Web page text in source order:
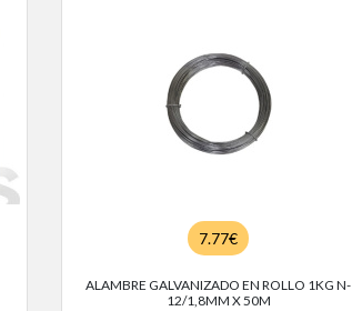
7.77€
ALAMBRE GALVANIZADO EN ROLLO 1KG N-
12/1,8MM X 50M